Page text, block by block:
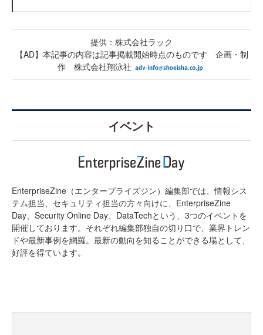
提供：株式会社ラック
【AD】本記事の内容は記事掲載開始時点のものです 企画・制
作 株式会社翔泳社
イベント
EnterpriseZine（エンタープライズジン）編集部では、情報シス
テム担当、セキュリティ担当の方々向けに、EnterpriseZine
Day、Security Online Day、DataTechという、3つのイベントを
開催しております。それぞれ編集部独自の切り口で、業界トレン
ドや最新事例を網羅。最新の動向を知ることができる場として、
好評を得ています。